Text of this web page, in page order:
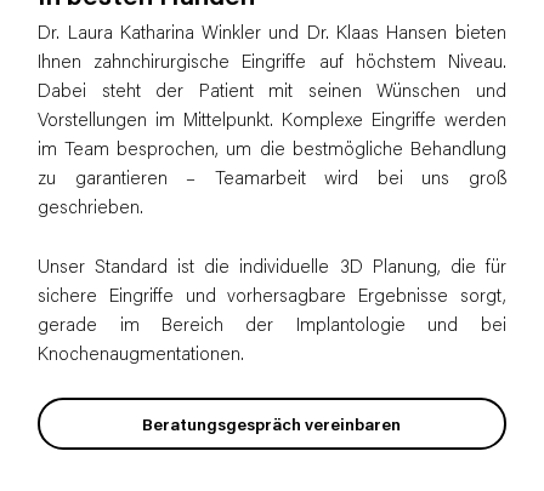
Dr. Laura Katharina Winkler und Dr. Klaas Hansen bieten
Ihnen zahnchirurgische Eingriffe auf höchstem Niveau.
Dabei steht der Patient mit seinen Wünschen und
Vorstellungen im Mittelpunkt. Komplexe Eingriffe werden
im Team besprochen, um die bestmögliche Behandlung
zu garantieren – Teamarbeit wird bei uns groß
geschrieben.
Unser Standard ist die individuelle 3D Planung, die für
sichere Eingriffe und vorhersagbare Ergebnisse sorgt,
gerade im Bereich der Implantologie und bei
Knochenaugmentationen.
Beratungsgespräch vereinbaren